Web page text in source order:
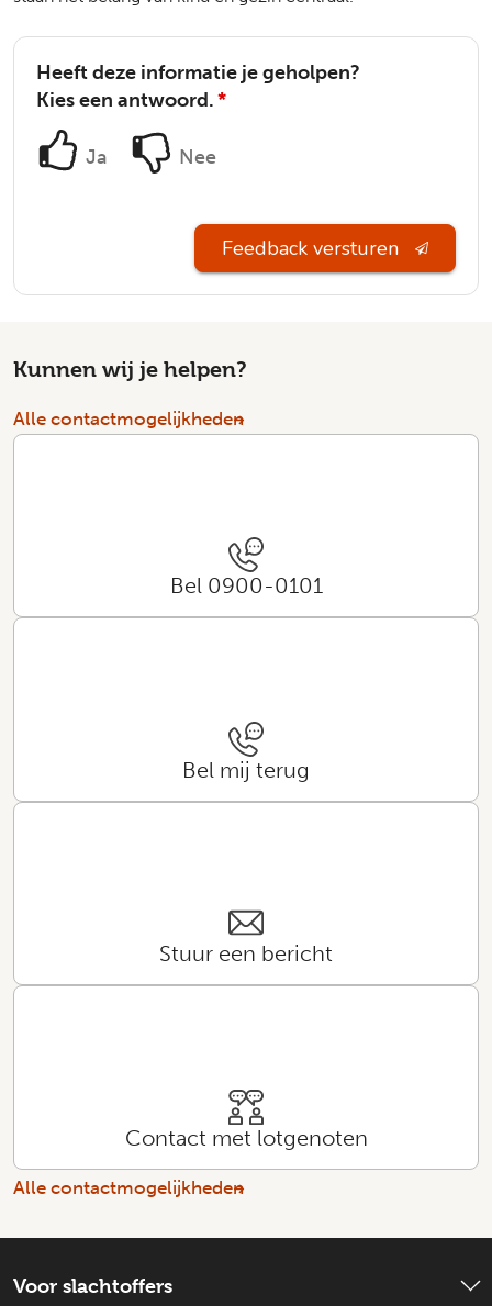
Heeft deze informatie je geholpen?
Kies een antwoord.*
Ja Nee
Feedback versturen
Kunnen wij je helpen?
Alle contactmogelijkheden
Bel 0900-0101
Bel mij terug
Stuur een bericht
Contact met lotgenoten
Alle contactmogelijkheden
Voor slachtoffers